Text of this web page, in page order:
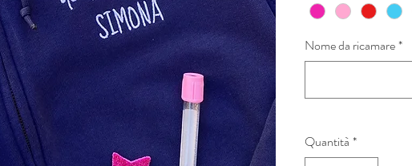
Nome da ricamare*
Quantità *